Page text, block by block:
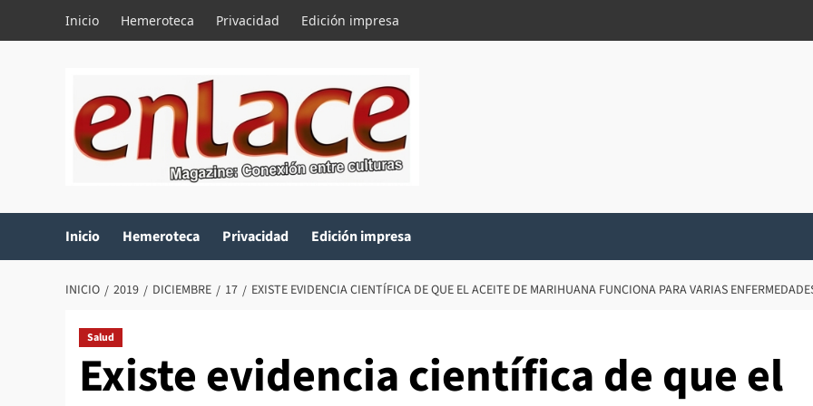
Inicio Hemeroteca Privacidad Edición impresa
Inicio Hemeroteca Privacidad Edición impresa
INICIO 2019 DICIEMBRE 17 EXISTE EVIDENCIA CIENTÍFICA DE QUE EL ACEITE DE MARIHUANA FUNCIONA PARA VARIAS
Salud
Existe evidencia científica de que el